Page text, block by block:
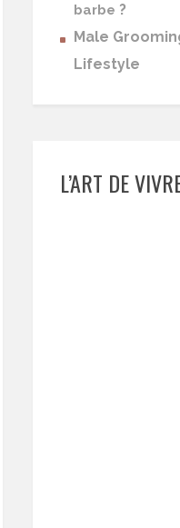
barbe ?
Male
Lifestyle
L’ART DE